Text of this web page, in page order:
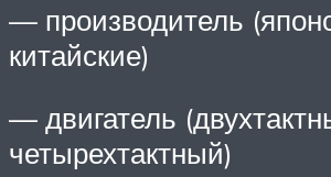
— производитель
китайские)
— двигатель
четырехтактный)